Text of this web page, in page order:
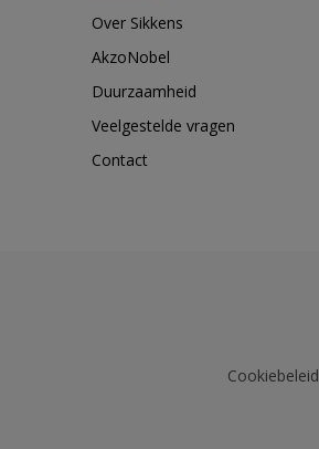
Over Sikkens
AkzoNobel
Duurzaamheid
Veelgestelde vragen
Contact
Cookiebeleid